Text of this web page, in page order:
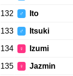
132 ♂ Ito
133 ♂ Itsuki
134 ♀ Izumi
135 ♀ Jazmin